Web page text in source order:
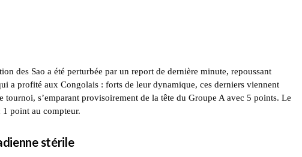
des Sao a été perturbée par un report de dernière minute, repoussant
a profité aux Congolais : forts de leur dynamique, ces derniers viennent
s’emparant provisoirement de la tête du Groupe A avec 5 points. Le
1 point au compteur.
stérile